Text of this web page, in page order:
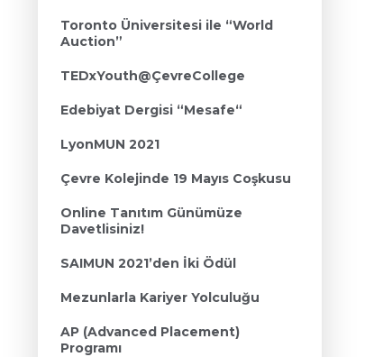
Toronto Üniversitesi ile “World
Auction”
TEDxYouth@ÇevreCollege
Edebiyat Dergisi “Mesafe“
LyonMUN 2021
Çevre Kolejinde 19 Mayıs Coşkusu
Online Tanıtım Günümüze
Davetlisiniz!
SAIMUN 2021’den İki Ödül
Mezunlarla Kariyer Yolculuğu
AP (Advanced Placement)
Programı